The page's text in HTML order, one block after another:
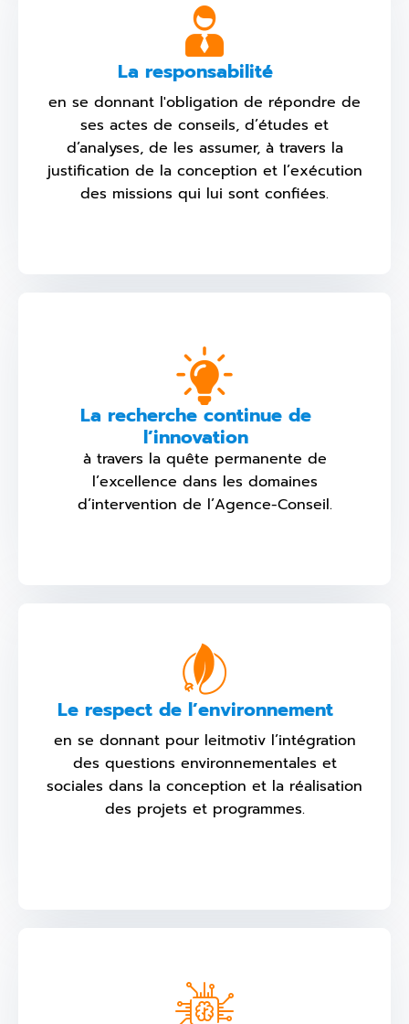
La responsabilité
en se donnant l'obligation de répondre de
ses actes de conseils, d’études et
d’analyses, de les assumer, à travers la
justification de la conception et l’exécution
des missions qui lui sont confiées.
La recherche continue de
l’innovation
à travers la quête permanente de
l’excellence dans les domaines
d’intervention de l’Agence-Conseil.
Le respect de l’environnement
en se donnant pour leitmotiv l’intégration
des questions environnementales et
sociales dans la conception et la réalisation
des projets et programmes.